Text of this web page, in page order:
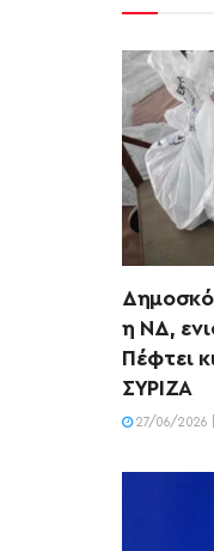
η ΝΔ,
Πέφτει
ΣΥΡΙΖΑ
27/06/2026 |